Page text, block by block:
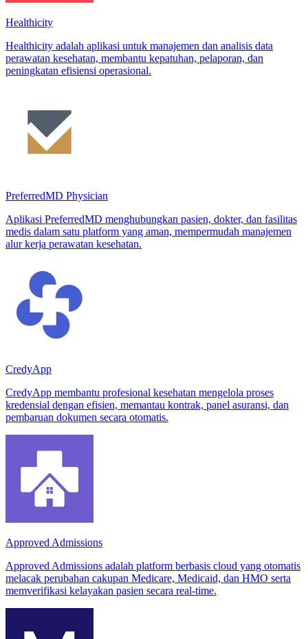
Healthicity
Healthicity adalah aplikasi untuk manajemen dan analisis data
perawatan kesehatan, membantu kepatuhan, pelaporan, dan
peningkatan efisiensi operasional.
PreferredMD Physician
Aplikasi PreferredMD menghubungkan pasien, dokter, dan fasilitas
medis dalam satu platform yang aman, mempermudah manajemen
alur kerja perawatan kesehatan.
CredyApp
CredyApp membantu profesional kesehatan mengelola proses
kredensial dengan efisien, memantau kontrak, panel asuransi, dan
pembaruan dokumen secara otomatis.
Approved Admissions
Approved Admissions adalah platform berbasis cloud yang otomatis
melacak perubahan cakupan Medicare, Medicaid, dan HMO serta
memverifikasi kelayakan pasien secara real-time.